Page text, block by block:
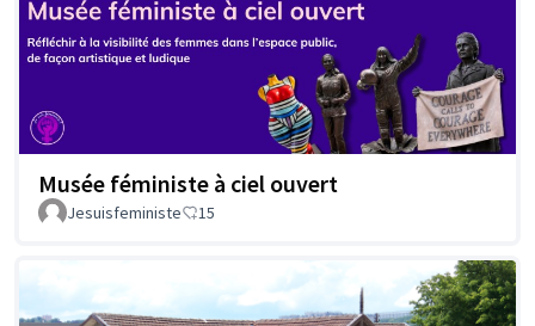
Musée féministe à ciel ouvert
Jesuisfeministe 15